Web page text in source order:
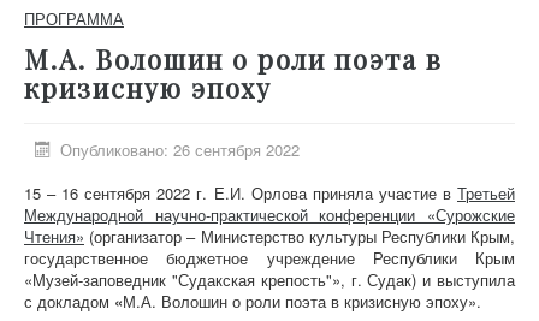
ПРОГРАММА
М.А. Волошин о роли поэта в
кризисную эпоху
Опубликовано: 26 сентября 2022
15 – 16 сентября 2022 г. Е.И. Орлова приняла участие в Третьей
Международной научно-практической конференции «Сурожские
Чтения» (организатор – Министерство культуры Республики Крым,
государственное бюджетное учреждение Республики Крым
«Музей-заповедник "Судакская крепость"», г. Судак) и выступила
с докладом «М.А. Волошин о роли поэта в кризисную эпоху».